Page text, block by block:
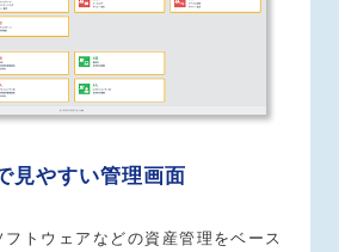
見やすい管理画面
トウェアなどの資産管理をベース